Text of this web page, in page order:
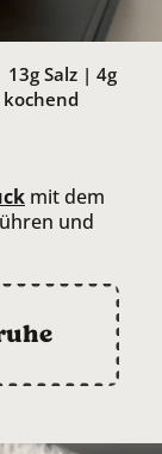
13g Salz | 4g
kochend
mit dem
und